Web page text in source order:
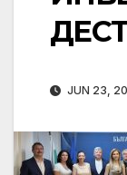
JUN 23,